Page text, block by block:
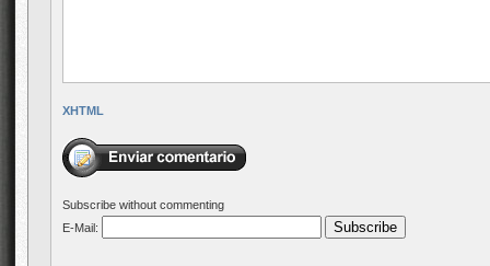
XHTML
Subscribe without commenting
E-Mail: